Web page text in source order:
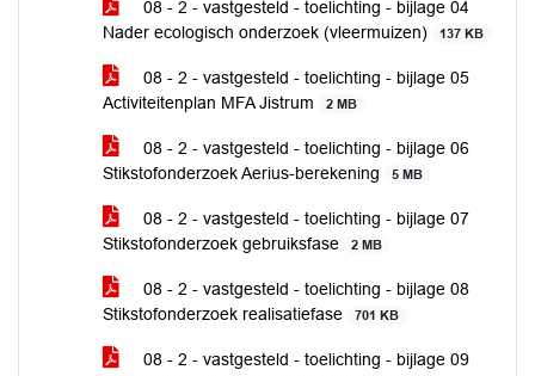
08 - 2 - vastgesteld - toelichting - bijlage 04
Nader ecologisch onderzoek (vleermuizen)
137 KB
08 - 2 - vastgesteld - toelichting - bijlage 05
Activiteitenplan MFA Jistrum
2 MB
08 - 2 - vastgesteld - toelichting - bijlage 06
Stikstofonderzoek Aerius-berekening
5 MB
08 - 2 - vastgesteld - toelichting - bijlage 07
Stikstofonderzoek gebruiksfase
2 MB
08 - 2 - vastgesteld - toelichting - bijlage 08
Stikstofonderzoek realisatiefase
701 KB
08 - 2 - vastgesteld - toelichting - bijlage 09